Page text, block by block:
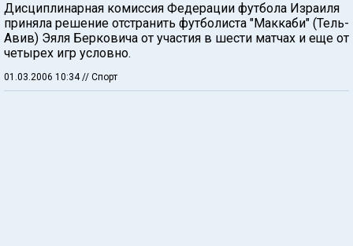
Дисциплинарная комиссия Федерации футбола Израиля
приняла решение отстранить футболиста "Маккаби" (Тель-
Авив) Эяля Берковича от участия в шести матчах и еще от
четырех игр условно.
01.03.2006 10:34// Спорт